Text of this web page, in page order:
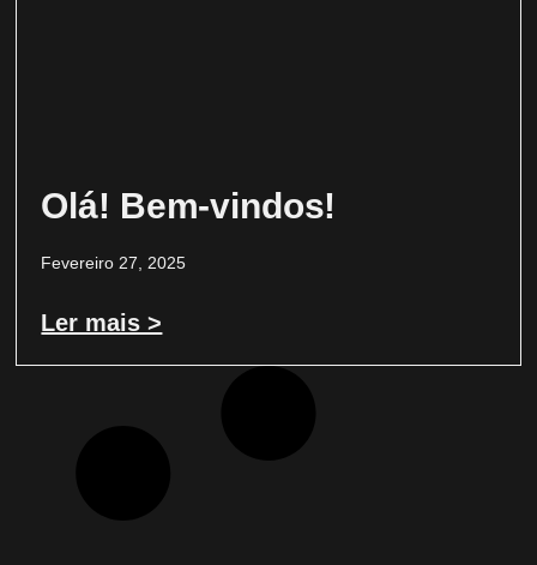
Olá! Bem-vindos!
Fevereiro 27, 2025
Ler mais >